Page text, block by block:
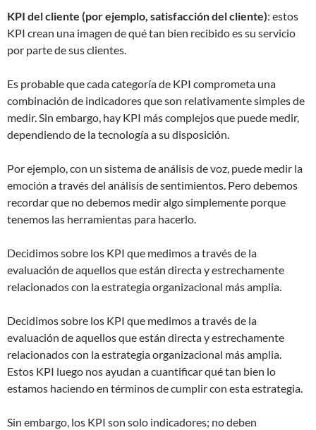
KPI del cliente (por ejemplo, satisfacción del cliente): estos
KPI crean una imagen de qué tan bien recibido es su servicio
por parte de sus clientes.
Es probable que cada categoría de KPI comprometa una
combinación de indicadores que son relativamente simples de
medir. Sin embargo, hay KPI más complejos que puede medir,
dependiendo de la tecnología a su disposición.
Por ejemplo, con un sistema de análisis de voz, puede medir la
emoción a través del análisis de sentimientos. Pero debemos
recordar que no debemos medir algo simplemente porque
tenemos las herramientas para hacerlo.
Decidimos sobre los KPI que medimos a través de la
evaluación de aquellos que están directa y estrechamente
relacionados con la estrategia organizacional más amplia.
Decidimos sobre los KPI que medimos a través de la
evaluación de aquellos que están directa y estrechamente
relacionados con la estrategia organizacional más amplia.
Estos KPI luego nos ayudan a cuantificar qué tan bien lo
estamos haciendo en términos de cumplir con esta estrategia.
Sin embargo, los KPI son solo indicadores; no deben